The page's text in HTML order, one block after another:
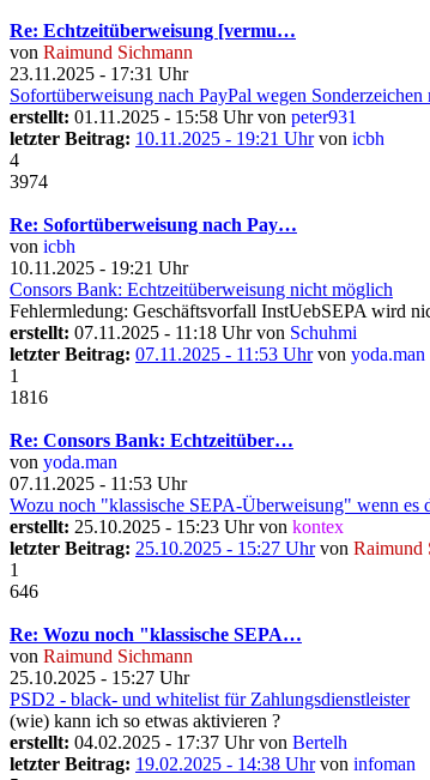
Re: Echtzeitüberweisung [vermu…
von Raimund Sichmann
23.11.2025 - 17:31 Uhr
Sofortüberweisung nach PayPal wegen
erstellt: 01.11.2025 - 15:58 Uhr von peter931
letzter Beitrag: 10.11.2025 - 19:21 Uhrvon icbh
4
3974
Re: Sofortüberweisung nach Pay…
von icbh
10.11.2025 - 19:21 Uhr
Consors Bank: Echtzeitüberweisung nicht möglich
Fehlermledung: Geschäftsvorfall InstUebSEPA wird
erstellt: 07.11.2025 - 11:18 Uhr von Schuhmi
letzter Beitrag: 07.11.2025 - 11:53 Uhrvon yoda.man
1
1816
Re: Consors Bank: Echtzeitüber…
von yoda.man
07.11.2025 - 11:53 Uhr
Wozu noch "klassische SEPA-Überweisung" wenn
erstellt: 25.10.2025 - 15:23 Uhr von kontex
letzter Beitrag: 25.10.2025 - 15:27 Uhrvon Raimund
1
646
Re: Wozu noch "klassische SEPA…
von Raimund Sichmann
25.10.2025 - 15:27 Uhr
PSD2 - black- und whitelist für Zahlungsdienstleister
(wie) kann ich so etwas aktivieren ?
erstellt: 04.02.2025 - 17:37 Uhr von Bertelh
letzter Beitrag: 19.02.2025 - 14:38 Uhrvon infoman